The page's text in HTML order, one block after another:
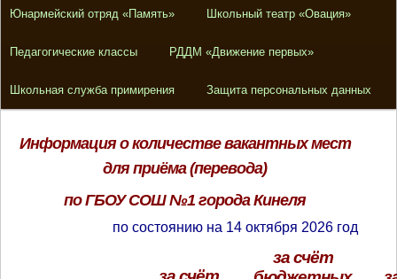
Юнармейский отряд «Память» Школьный театр «Овация»
Педагогические классы РДДМ «Движение первых»
Школьная служба примирения Защита персональных данных
Информация о количестве вакантных мест
для приёма (перевода)
по ГБОУ СОШ №1 города Кинеля
по состоянию на 14 октября 2026 год
за счёт